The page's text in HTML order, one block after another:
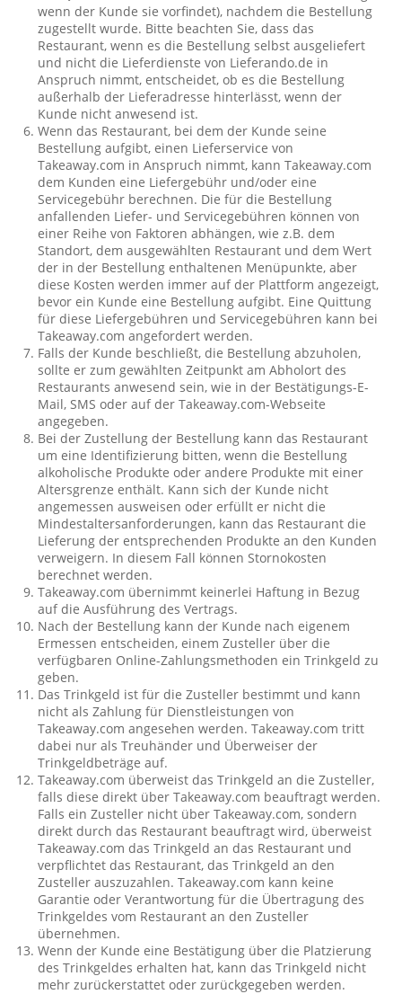
wenn der Kunde sie vorfindet), nachdem die Bestellung
zugestellt wurde. Bitte beachten Sie, dass das
Restaurant, wenn es die Bestellung selbst ausgeliefert
und nicht die Lieferdienste von Lieferando.de in
Anspruch nimmt, entscheidet, ob es die Bestellung
außerhalb der Lieferadresse hinterlässt, wenn der
Kunde nicht anwesend ist.
Wenn das Restaurant, bei dem der Kunde seine
Bestellung aufgibt, einen Lieferservice von
Takeaway.com in Anspruch nimmt, kann Takeaway.com
dem Kunden eine Liefergebühr und/oder eine
Servicegebühr berechnen. Die für die Bestellung
anfallenden Liefer- und Servicegebühren können von
einer Reihe von Faktoren abhängen, wie z.B. dem
Standort, dem ausgewählten Restaurant und dem Wert
der in der Bestellung enthaltenen Menüpunkte, aber
diese Kosten werden immer auf der Plattform angezeigt,
bevor ein Kunde eine Bestellung aufgibt. Eine Quittung
für diese Liefergebühren und Servicegebühren kann bei
Takeaway.com angefordert werden.
Falls der Kunde beschließt, die Bestellung abzuholen,
sollte er zum gewählten Zeitpunkt am Abholort des
Restaurants anwesend sein, wie in der Bestätigungs-E-
Mail, SMS oder auf der Takeaway.com-Webseite
angegeben.
Bei der Zustellung der Bestellung kann das Restaurant
um eine Identifizierung bitten, wenn die Bestellung
alkoholische Produkte oder andere Produkte mit einer
Altersgrenze enthält. Kann sich der Kunde nicht
angemessen ausweisen oder erfüllt er nicht die
Mindestaltersanforderungen, kann das Restaurant die
Lieferung der entsprechenden Produkte an den Kunden
verweigern. In diesem Fall können Stornokosten
berechnet werden.
Takeaway.com übernimmt keinerlei Haftung in Bezug
auf die Ausführung des Vertrags.
Nach der Bestellung kann der Kunde nach eigenem
Ermessen entscheiden, einem Zusteller über die
verfügbaren Online-Zahlungsmethoden ein Trinkgeld zu
geben.
Das Trinkgeld ist für die Zusteller bestimmt und kann
nicht als Zahlung für Dienstleistungen von
Takeaway.com angesehen werden. Takeaway.com tritt
dabei nur als Treuhänder und Überweiser der
Trinkgeldbeträge auf.
Takeaway.com überweist das Trinkgeld an die Zusteller,
falls diese direkt über Takeaway.com beauftragt werden.
Falls ein Zusteller nicht über Takeaway.com, sondern
direkt durch das Restaurant beauftragt wird, überweist
Takeaway.com das Trinkgeld an das Restaurant und
verpflichtet das Restaurant, das Trinkgeld an den
Zusteller auszuzahlen. Takeaway.com kann keine
Garantie oder Verantwortung für die Übertragung des
Trinkgeldes vom Restaurant an den Zusteller
übernehmen.
Wenn der Kunde eine Bestätigung über die Platzierung
des Trinkgeldes erhalten hat, kann das Trinkgeld nicht
mehr zurückerstattet oder zurückgegeben werden.